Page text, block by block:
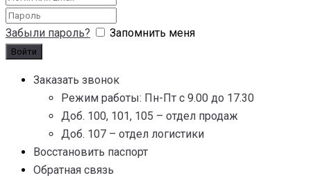
Забыли пароль? Запомнить меня
Заказать звонок
Режим работы: Пн-Пт с 9.00 до 17.30
Доб. 100, 101, 105 – отдел продаж
Доб. 107 – отдел логистики
Восстановить паспорт
Обратная связь